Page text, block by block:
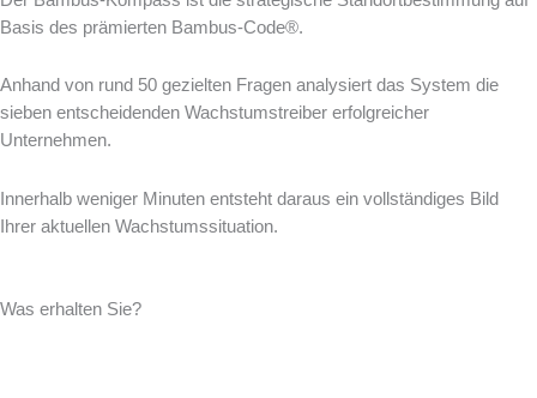
Basis des prämierten Bambus-Code®.
Anhand von rund 50 gezielten Fragen analysiert das System die
sieben entscheidenden Wachstumstreiber erfolgreicher
Unternehmen.
Innerhalb weniger Minuten entsteht daraus ein vollständiges Bild
Ihrer aktuellen Wachstumssituation.
Was erhalten Sie?